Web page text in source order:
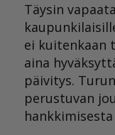
Täysin
ei kuitenkaan
aina
päivitys.
perustuvan